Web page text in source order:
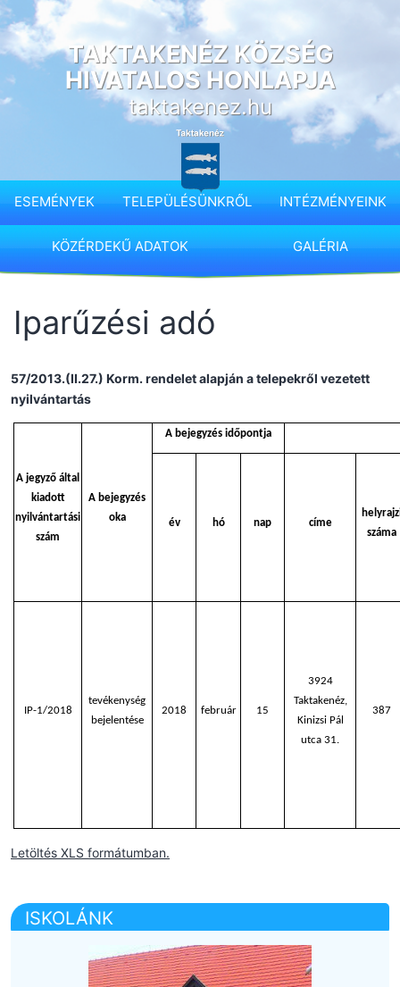
Ugrás
a
tartalomhozTAKTAKENÉZ KÖZSÉG
HIVATALOS HONLAPJA
taktakenez.hu
ESEMÉNYEK TELEPÜLÉSÜNKRŐL INTÉZMÉNYEINK
KÖZÉRDEKŰ ADATOK GALÉRIA
Iparűzési adó
57/2013.(II.27.) Korm. rendelet alapján a telepekről vezetett
nyilvántartás
A jegyző által
kiadott
nyilvántartási
szám
A bejegyzés
oka
A bejegyzés időpontja
év hó nap címe
száma
IP-1/2018
tevékenység
bejelentése
2018 február 15
3924
Taktakenéz,
Kinizsi Pál
utca 31.
387
Letöltés XLS formátumban.
ISKOLÁNK